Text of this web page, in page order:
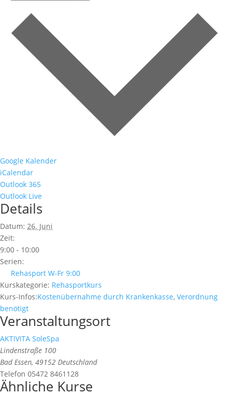
Google Kalender
iCalendar
Outlook 365
Outlook Live
Details
Datum: 26. Juni
Zeit:
9:00 - 10:00
Serien:
Rehasport W-Fr 9:00
Kurskategorie: Rehasportkurs
Kurs-Infos:Kostenübernahme durch Krankenkasse, Verordnung
benötigt
Veranstaltungsort
AKTIVITA SoleSpa
Lindenstraße 100
Bad Essen, 49152 Deutschland
Telefon 05472 8461128
Ähnliche Kurse